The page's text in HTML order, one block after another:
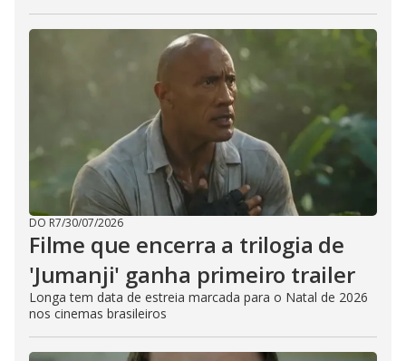
DO R7/30/07/2026
Filme que encerra a trilogia de
'Jumanji' ganha primeiro trailer
Longa tem data de estreia marcada para o Natal de 2026
nos cinemas brasileiros